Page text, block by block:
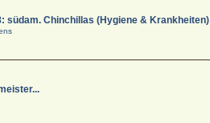
südam. Chinchillas (Hygiene & Krankheiten)